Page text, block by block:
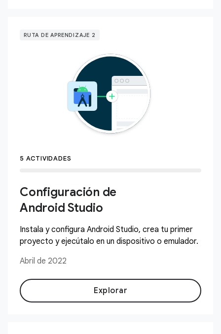
RUTA DE APRENDIZAJE 2
5 ACTIVIDADES
Configuración de
Android Studio
Instala y configura Android Studio, crea tu primer
proyecto y ejecútalo en un dispositivo o emulador.
Abril de 2022
Explorar